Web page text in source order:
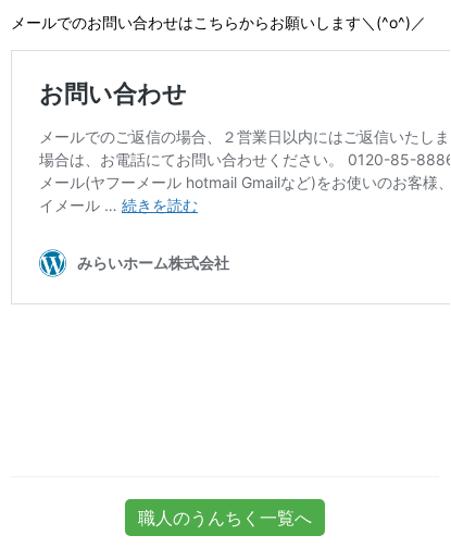
メールでのお問い合わせはこちらからお願いします＼(^o^)／
職人のうんちく一覧へ